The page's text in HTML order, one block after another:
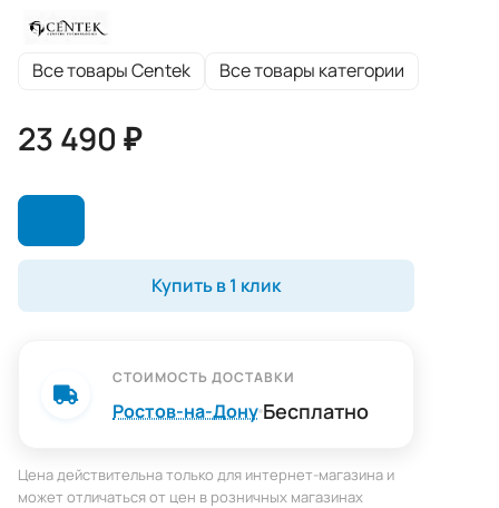
Все товары Centek Все товары категории
23 490 ₽
Купить в 1 клик
СТОИМОСТЬ ДОСТАВКИ
Ростов-на-Дону Бесплатно
Цена действительна только для интернет-магазина и
может отличаться от цен в розничных магазинах